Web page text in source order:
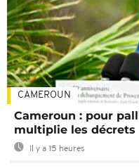
CAMEROUN
Cameroun : pour
multiplie les décrets
Il y a 15 heures